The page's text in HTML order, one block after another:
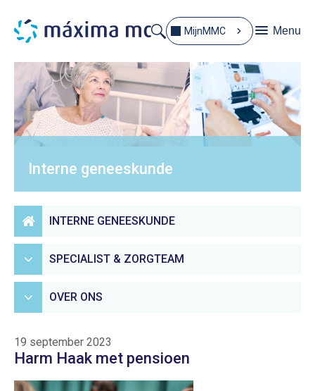
MijnMMC Menu
Interne geneeskunde
INTERNE GENEESKUNDE
SPECIALIST & ZORGTEAM
OVER ONS
19 september 2023
Harm Haak met pensioen